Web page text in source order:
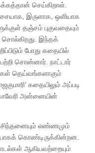
செய்கிறாள்.
இருளாக, ஒளியாக
தஞ்சம் புகுவதையும்
சொல்கிறது. இந்தக்
போது கதையில்
சொன்னார். நாட்டார்
தெய்வங்களாகும்
கதையிலும் அப்படி
அன்னையின்
சிந்தனையும் எண்ணமும்
கொண்டிருக்கின்றன.
ஆகியவற்றையும்